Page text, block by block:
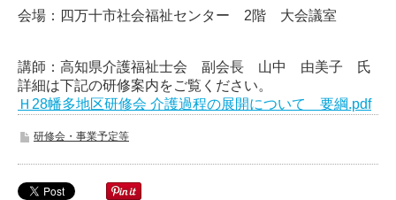
会場：四万十市社会福祉センター 2階 大会議室
講師：高知県介護福祉士会 副会長 山中 由美子 氏
詳細は下記の研修案内をご覧ください。
Ｈ28幡多地区研修会 介護過程の展開について 要綱.pdf
研修会・事業予定等